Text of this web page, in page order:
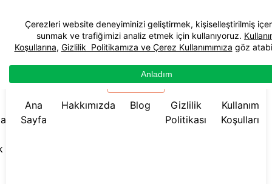
☰ Menü
Ana
Sayfa
Hakkımızda Blog
Gizlilik
Politikası
Kullanım
Koşulları